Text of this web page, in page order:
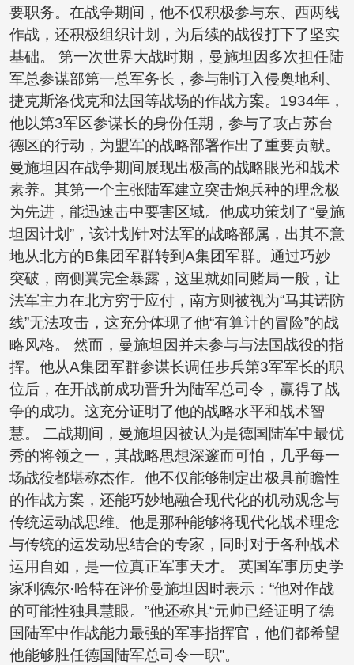
要职务。在战争期间，他不仅积极参与东、西两线
作战，还积极组织计划，为后续的战役打下了坚实
基础。 第一次世界大战时期，曼施坦因多次担任陆
军总参谋部第一总军务长，参与制订入侵奥地利、
捷克斯洛伐克和法国等战场的作战方案。1934年，
他以第3军区参谋长的身份任期，参与了攻占苏台
德区的行动，为盟军的战略部署作出了重要贡献。
曼施坦因在战争期间展现出极高的战略眼光和战术
素养。其第一个主张陆军建立突击炮兵种的理念极
为先进，能迅速击中要害区域。他成功策划了“曼施
坦因计划”，该计划针对法军的战略部属，出其不意
地从北方的B集团军群转到A集团军群。通过巧妙
突破，南侧翼完全暴露，这里就如同赌局一般，让
法军主力在北方穷于应付，南方则被视为“马其诺防
线”无法攻击，这充分体现了他“有算计的冒险”的战
略风格。 然而，曼施坦因并未参与与法国战役的指
挥。他从A集团军群参谋长调任步兵第3军军长的职
位后，在开战前成功晋升为陆军总司令，赢得了战
争的成功。这充分证明了他的战略水平和战术智
慧。 二战期间，曼施坦因被认为是德国陆军中最优
秀的将领之一，其战略思想深邃而可怕，几乎每一
场战役都堪称杰作。他不仅能够制定出极具前瞻性
的作战方案，还能巧妙地融合现代化的机动观念与
传统运动战思维。他是那种能够将现代化战术理念
与传统的运发动思结合的专家，同时对于各种战术
运用自如，是一位真正军事天才。 英国军事历史学
家利德尔·哈特在评价曼施坦因时表示：“他对作战
的可能性独具慧眼。”他还称其“元帅已经证明了德
国陆军中作战能力最强的军事指挥官，他们都希望
他能够胜任德国陆军总司令一职”。